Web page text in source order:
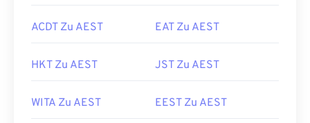
ACDT Zu AEST EAT Zu AEST
HKT Zu AEST JST Zu AEST
WITA Zu AEST EEST Zu AEST